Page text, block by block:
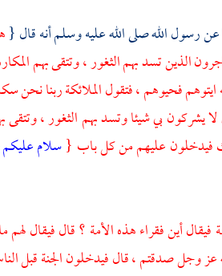
عن رسول الله صلى الله عليه وسلم أنه قال {
الذين تسد بهم الثغور ، وتتقى بهم
فحيوهم ، فتقول الملائكة ربنا نحن
يشركون بي شيئا وتسد بهم الثغور ، وتتقى
فيدخلون عليهم من كل باب {سلام عليكم
فيقال أين فقراء هذه الأمة ؟ قال فيقال لهم
عز وجل صدقتم ، قال فيدخلون الجنة قبل